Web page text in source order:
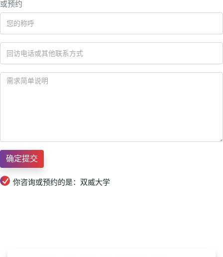
或预约
你咨询或预约的是：双威大学